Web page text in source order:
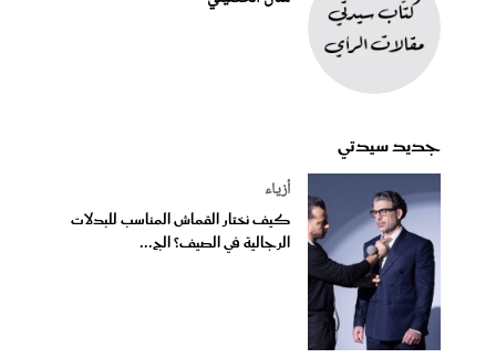
جديد سيدتي
أزياء
كيف نختار القماش المناسب للبدلات
الرجالية في الصيف؟ الج...